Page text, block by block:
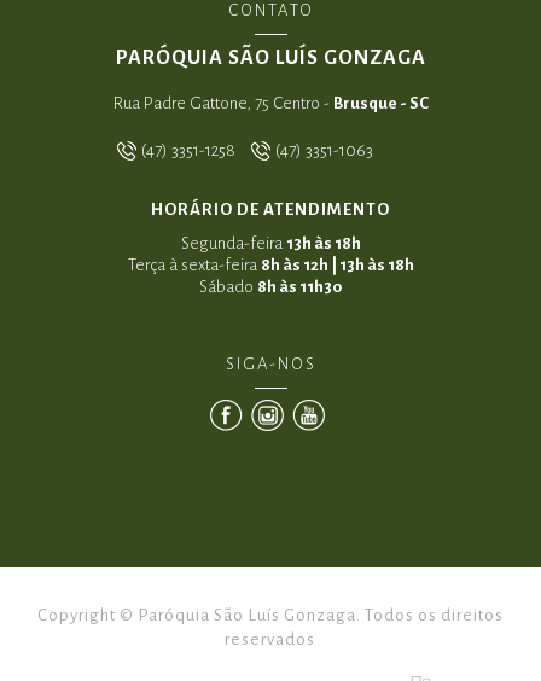
CONTATO
PARÓQUIA SÃO LUÍS GONZAGA
Rua Padre Gattone, 75 Centro - Brusque - SC
(47) 3351-1258 (47) 3351-1063
HORÁRIO DE ATENDIMENTO
Segunda-feira 13h às 18h
Terça à sexta-feira 8h às 12h | 13h às 18h
Sábado 8h às 11h30
SIGA-NOS
Copyright © Paróquia São Luís Gonzaga. Todos os direitos
reservados